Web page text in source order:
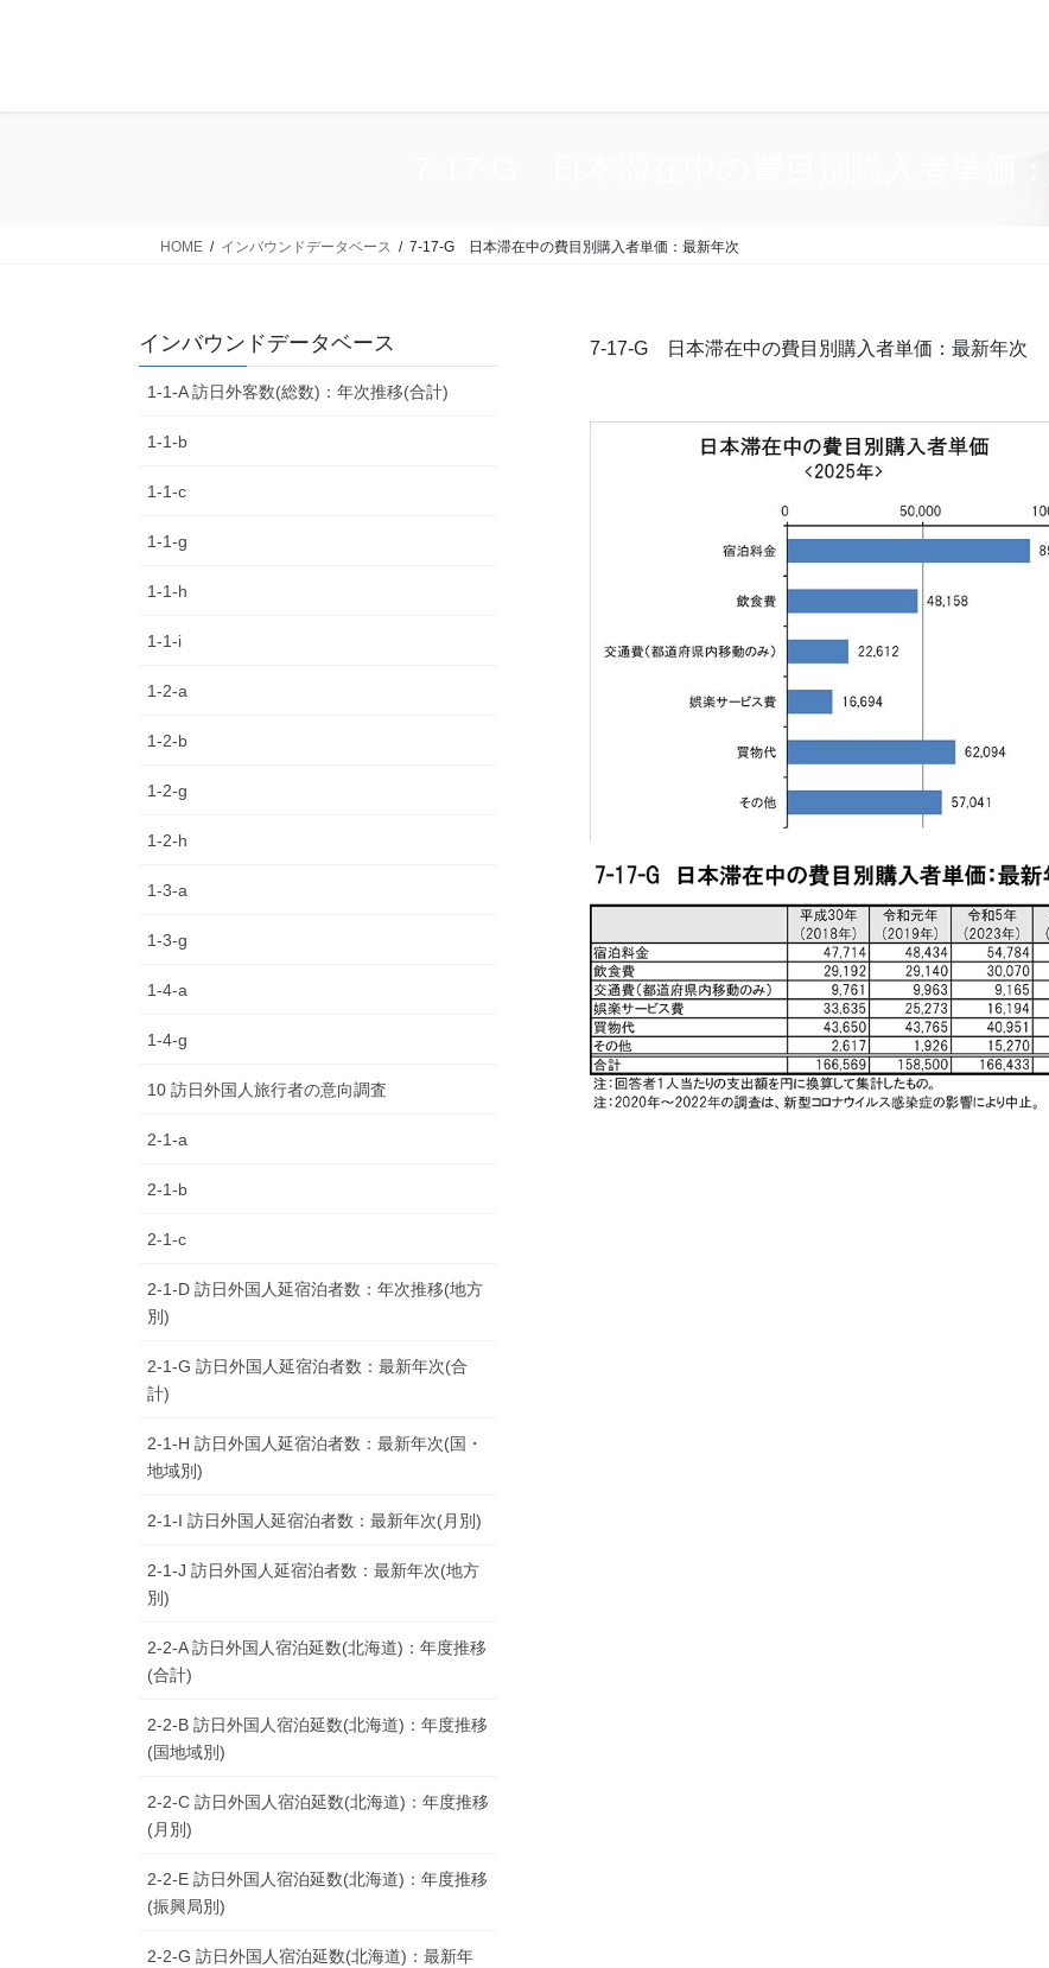
7-17-G 日本滞在中の費目別購入者単価：
HOME インバウンドデータベース 7-17-G 日本滞在中の費目別購入者単価：最新年次
7-17-G 日本滞在中の費目別購入者単価：最新年次
インバウンドデータベース
1-1-A 訪日外客数(総数)：年次推移(合計)
1-1-b
1-1-c
1-1-g
1-1-h
1-1-i
1-2-a
1-2-b
1-2-g
1-2-h
1-3-a
1-3-g
1-4-a
1-4-g
10 訪日外国人旅行者の意向調査
2-1-a
2-1-b
2-1-c
2-1-D 訪日外国人延宿泊者数：年次推移(地方
別)
2-1-G 訪日外国人延宿泊者数：最新年次(合
計)
2-1-H 訪日外国人延宿泊者数：最新年次(国・
地域別)
2-1-I 訪日外国人延宿泊者数：最新年次(月別)
2-1-J 訪日外国人延宿泊者数：最新年次(地方
別)
2-2-A 訪日外国人宿泊延数(北海道)：年度推移
(合計)
2-2-B 訪日外国人宿泊延数(北海道)：年度推移
(国地域別)
2-2-C 訪日外国人宿泊延数(北海道)：年度推移
(月別)
2-2-E 訪日外国人宿泊延数(北海道)：年度推移
(振興局別)
2-2-G 訪日外国人宿泊延数(北海道)：最新年